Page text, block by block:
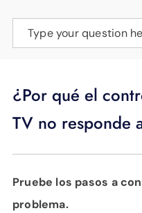
Type your question
¿Por qué el
TV no responde
Pruebe los pasos a
problema.